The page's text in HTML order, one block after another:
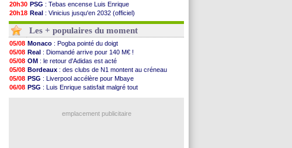
20h30 PSG : Tebas encense Luis Enrique
20h18 Real : Vinicius jusqu'en 2032 (officiel)
20h04 Lyon: Mangala va rejoindre Getafe
19h47
OM: une offre refusée pour Aguerd
19h34 Real: c'est confirmé pour Vinicius
19h14
Troyes : Junior Diaz jusqu'en 2030 (officiel)
19h06
PSG : Akliouche a signé (officiel)
18h50
OM : une offre pour Bulka
18h30
PSG: contrat signé pour Akliouche
18h20
Ouganda: Owori battu à mort à Kampala
17h58
Arsenal: Arteta veut créer une dynastie
: l'étonnante rumeur Gusto
Les + populaires du moment
05/08 Monaco : Pogba pointé du doigt
05/08 Real : Diomandé arrive pour 140 M€ !
05/08 OM : le retour d'Adidas est acté
05/08 Bordeaux : des clubs de N1 montent au créneau
05/08 PSG : Liverpool accélère pour Mbaye
06/08 PSG : Luis Enrique satisfait malgré tout
emplacement publicitaire